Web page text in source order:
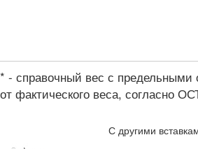
* - справочный вес с предельными
от фактического веса, согласно
С другими